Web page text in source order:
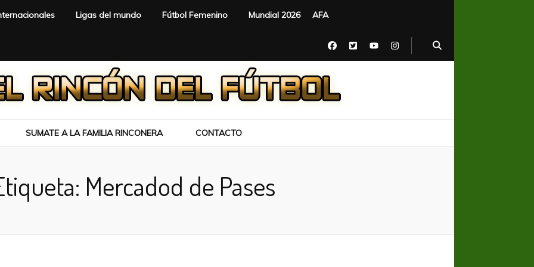
Ligas del mundo Fútbol Femenino Mundial 2026 AFA
SUMATE A LA FAMILIA RINCONERA CONTACTO
Mercadod de Pases